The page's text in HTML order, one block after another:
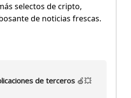
selectos de cripto,
de noticias frescas.
de terceros 🍏💥